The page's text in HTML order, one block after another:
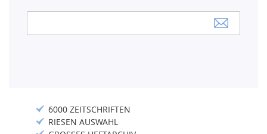
Newsletter:
6000 ZEITSCHRIFTEN
RIESEN AUSWAHL